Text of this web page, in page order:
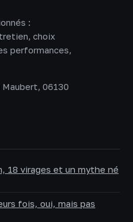
:
choix
performances,
Maubert, 06130
18 virages et un mythe né
fois, oui, mais pas